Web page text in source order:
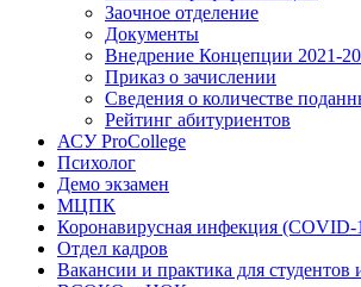
Заочное отделение
Документы
Внедрение Концепции 2021-
Приказ о зачислении
Сведения о количестве
Рейтинг абитуриентов
АСУ ProCollege
Психолог
Демо экзамен
МЦПК
Коронавирусная инфекция (COVID-
Отдел кадров
Вакансии и практика для студентов